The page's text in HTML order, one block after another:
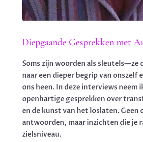
Diepgaande Gesprekken met
Soms zijn woorden als sleutels—ze
naar een dieper begrip van onszelf
ons heen. In deze interviews neem
openhartige gesprekken over
en de kunst van het loslaten. Geen
antwoorden, maar inzichten die je
zielsniveau.